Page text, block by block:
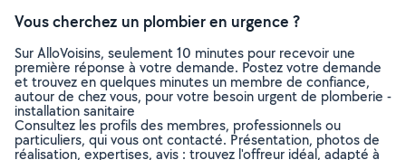
Vous cherchez un plombier en urgence ?
Sur AlloVoisins, seulement 10 minutes pour recevoir une
première réponse à votre demande. Postez votre demande
et trouvez en quelques minutes un membre de confiance,
autour de chez vous, pour votre besoin urgent de plomberie -
installation sanitaire
Consultez les profils des membres, professionnels ou
particuliers, qui vous ont contacté. Présentation, photos de
réalisation, expertises, avis : trouvez l'offreur idéal, adapté à